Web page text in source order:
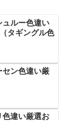
ュルー色違い
タギングル色
セン色違い厳
色違い厳選お